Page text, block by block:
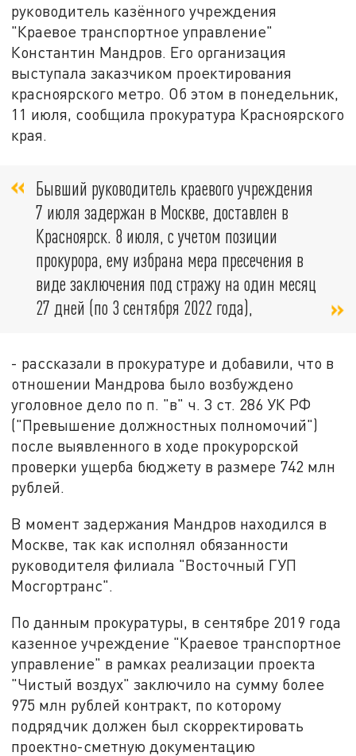
руководитель казённого учреждения
"Краевое транспортное управление"
Константин Мандров. Его организация
выступала заказчиком проектирования
красноярского метро. Об этом в понедельник,
11 июля, сообщила прокуратура Красноярского
края.
Бывший руководитель краевого учреждения
7 июля задержан в Москве, доставлен в
Красноярск. 8 июля, с учетом позиции
прокурора, ему избрана мера пресечения в
виде заключения под стражу на один месяц
27 дней (по 3 сентября 2022 года),
- рассказали в прокуратуре и добавили, что в
отношении Мандрова было возбуждено
уголовное дело по п. "в" ч. 3 ст. 286 УК РФ
("Превышение должностных полномочий")
после выявленного в ходе прокурорской
проверки ущерба бюджету в размере 742 млн
рублей.
В момент задержания Мандров находился в
Москве, так как исполнял обязанности
руководителя филиала "Восточный ГУП
Мосгортранс".
По данным прокуратуры, в сентябре 2019 года
казенное учреждение "Краевое транспортное
управление" в рамках реализации проекта
"Чистый воздух" заключило на сумму более
975 млн рублей контракт, по которому
подрядчик должен был скорректировать
проектно-сметную документацию